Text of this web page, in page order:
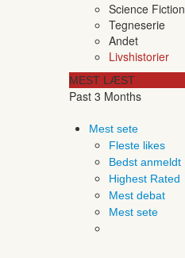
Science Fiction
Tegneserie
Andet
Livshistorier
MEST LÆST
Past 3 Months
Mest sete
Fleste likes
Bedst anmeldt
Highest Rated
Mest debat
Mest sete